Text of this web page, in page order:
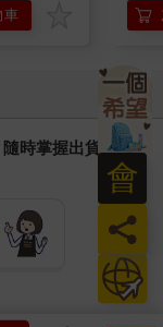
車
兔
時掌握出貨動
日
員
會